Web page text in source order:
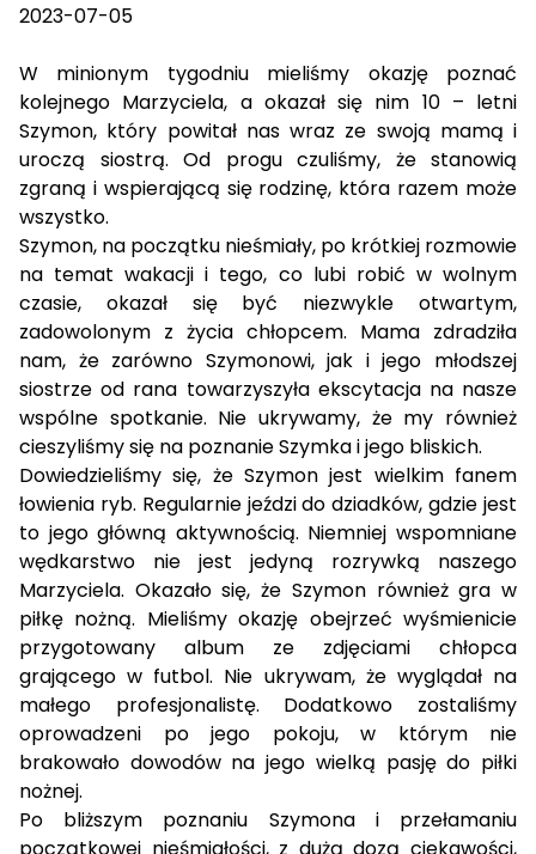
2023-07-05
W minionym tygodniu mieliśmy okazję poznać
kolejnego Marzyciela, a okazał się nim 10 – letni
Szymon, który powitał nas wraz ze swoją mamą i
uroczą siostrą. Od progu czuliśmy, że stanowią
zgraną i wspierającą się rodzinę, która razem może
wszystko.
Szymon, na początku nieśmiały, po krótkiej rozmowie
na temat wakacji i tego, co lubi robić w wolnym
czasie, okazał się być niezwykle otwartym,
zadowolonym z życia chłopcem. Mama zdradziła
nam, że zarówno Szymonowi, jak i jego młodszej
siostrze od rana towarzyszyła ekscytacja na nasze
wspólne spotkanie. Nie ukrywamy, że my również
cieszyliśmy się na poznanie Szymka i jego bliskich.
Dowiedzieliśmy się, że Szymon jest wielkim fanem
łowienia ryb. Regularnie jeździ do dziadków, gdzie jest
to jego główną aktywnością. Niemniej wspomniane
wędkarstwo nie jest jedyną rozrywką naszego
Marzyciela. Okazało się, że Szymon również gra w
piłkę nożną. Mieliśmy okazję obejrzeć wyśmienicie
przygotowany album ze zdjęciami chłopca
grającego w futbol. Nie ukrywam, że wyglądał na
małego profesjonalistę. Dodatkowo zostaliśmy
oprowadzeni po jego pokoju, w którym nie
brakowało dowodów na jego wielką pasję do piłki
nożnej.
Po bliższym poznaniu Szymona i przełamaniu